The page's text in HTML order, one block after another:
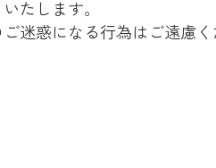
たします。
迷惑になる行為はご遠慮く